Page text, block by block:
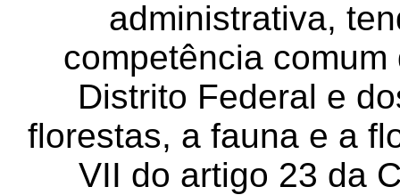
administrativa,
competência
Distrito Federal e
florestas, a fauna e a
VII do artigo 23 da